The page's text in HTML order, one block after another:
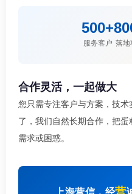
500+
服务客户 落地
合作灵活，一起做大
您只需专注客户与方案，技
了，我们自然长期合作，把
需求或困惑。